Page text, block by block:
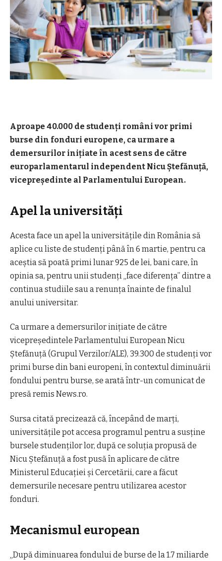
Aproape 40.000 de studenţi români vor primi
burse din fonduri europene, ca urmare a
demersurilor iniţiate în acest sens de către
europarlamentarul independent Nicu Ştefănuţă,
vicepreşedinte al Parlamentului European.
Apel la universități
Acesta face un apel la universităţile din România să
aplice cu liste de studenţi până în 6 martie, pentru ca
aceştia să poată primi lunar 925 de lei, bani care, în
opinia sa, pentru unii studenţi „face diferenţa” dintre a
continua studiile sau a renunţa înainte de finalul
anului universitar.
Ca urmare a demersurilor iniţiate de către
vicepreşedintele Parlamentului European Nicu
Ştefănuţă (Grupul Verzilor/ALE), 39.300 de studenţi vor
primi burse din bani europeni, în contextul diminuării
fondului pentru burse, se arată într-un comunicat de
presă remis News.ro.
Sursa citată precizează că, începând de marţi,
universităţile pot accesa programul pentru a susţine
bursele studenţilor lor, după ce soluţia propusă de
Nicu Ştefănuţă a fost pusă în aplicare de către
Ministerul Educaţiei şi Cercetării, care a făcut
demersurile necesare pentru utilizarea acestor
fonduri.
Mecanismul european
„După diminuarea fondului de burse de la 1.7 miliarde